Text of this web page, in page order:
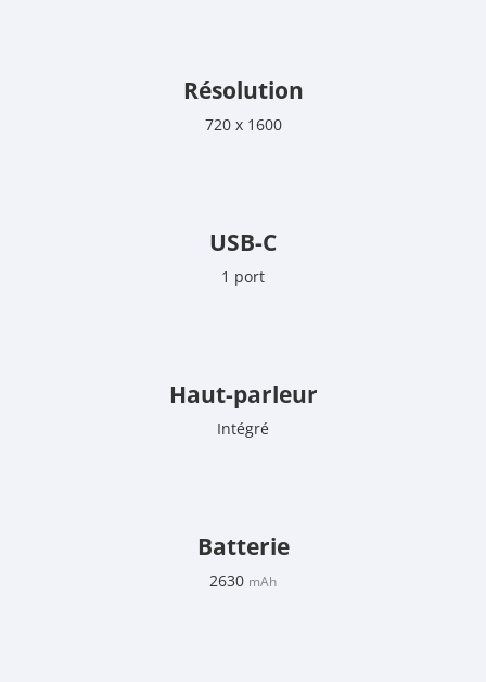
Résolution
720 x 1600
USB-C
1 port
Haut-parleur
Intégré
Batterie
2630 mAh